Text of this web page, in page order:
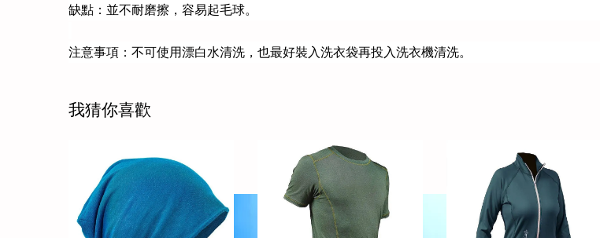
缺點：並不耐磨擦，容易起毛球。
注意事項：不可使用漂白水清洗，也最好裝入洗衣袋再投入洗衣機清洗。
我猜你喜歡